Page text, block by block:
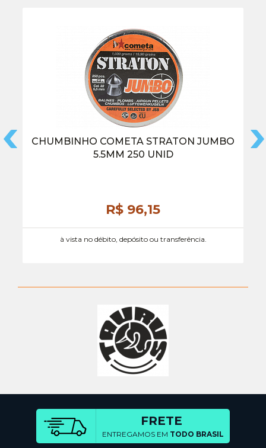
CHUMBINHO COMETA STRATON JUMBO
5.5MM 250 UNID
R$ 96,15
à vista no débito, depósito ou transferência.
FRETE
ENTREGAMOS EM TODO BRASIL